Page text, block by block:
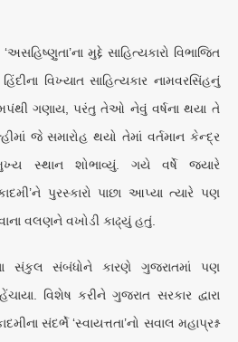
મુદ્દે સાહિત્યકારો વિભાજિત
વિખ્યાત સાહિત્યકાર નામવરસિંહનું
ગણાય, પરંતુ તેઓ નેવું વર્ષના થયા તે
જે સમારોહ થયો તેમાં વર્તમાન કેન્દ્ર
સ્થાન શોભાવ્યું. ગયે વર્ષે જ્યારે
પુરસ્કારો પાછા આપ્યા ત્યારે પણ
વલણને વખોડી કાઢ્યું હતું.
સંકુલ સંબંધોને કારણે ગુજરાતમાં પણ
વિશેષ કરીને ગુજરાત સરકાર દ્વારા
સંદર્ભે ‘સ્વાયત્તતા’નો સવાલ મહાપ્રશ્ન